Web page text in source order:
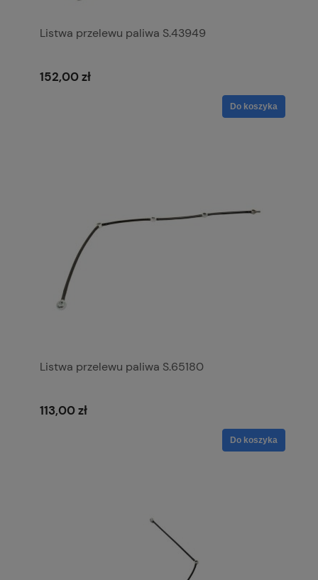
Listwa przelewu paliwa S.43949
152,00 zł
Do koszyka
Listwa przelewu paliwa S.65180
113,00 zł
Do koszyka